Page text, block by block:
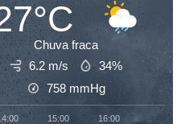
Chuva fraca
6.2 m/s
34%
758 mmHg
15:00 16:00 17:00